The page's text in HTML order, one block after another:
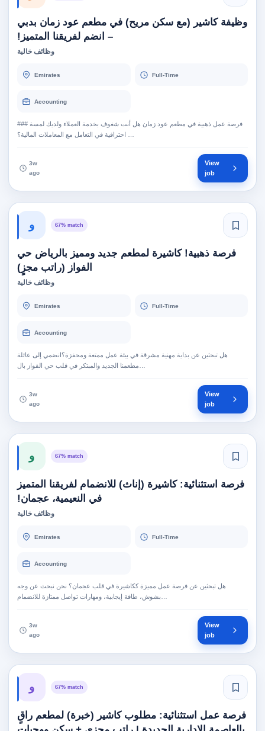
وظيفة كاشير (مع سكن مريح) في مطعم عود زمان بدبي
– انضم لفريقنا المتميز!
وظائف خالية
Emirates Full-Time
Accounting
### فرصة عمل ذهبية في مطعم عود زمان هل أنت شغوف بخدمة العملاء ولديك لمسة
3w
ago
View
job
و 67% match
فرصة ذهبية! كاشيرة لمطعم جديد ومميز بالرياض حي
الفواز (راتب مجزٍ)
وظائف خالية
Emirates Full-Time
Accounting
هل تبحثين عن بداية مهنية مشرقة في بيئة عمل ممتعة ومحفزة؟انضمي إلى عائلة
3w
ago
View
job
و 67% match
فرصة استثنائية: كاشيرة (إناث) للانضمام لفريقنا المتميز
في النعيمية، عجمان!
وظائف خالية
Emirates Full-Time
Accounting
هل تبحثين عن فرصة عمل مميزة ككاشيرة في قلب عجمان؟ نحن نبحث عن وجه
3w
ago
View
job
و 67% match
فرصة عمل استثنائية: مطلوب كاشير (خبرة) لمطعم راقٍ